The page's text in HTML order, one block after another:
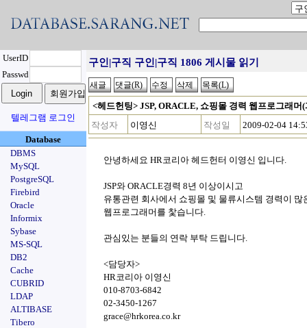
UserID
Passwd
텔레그램 로그인
Database
DBMS
MySQL
PostgreSQL
Firebird
Oracle
Informix
Sybase
MS-SQL
DB2
Cache
CUBRID
LDAP
ALTIBASE
Tibero
구인|구직 구인|구직 1806 게시물 읽기
<헤드헌팅> JSP, ORACLE, 쇼핑몰 경력 웹프로그래머
작성자
이영신 작성일 2009-02-04
안녕하세요 HR코리아 헤드헌터 이영신 입니다.
JSP와 ORACLE경력 8년 이상이시고
유통관련 회사에서 쇼핑몰 및 물류시스템 경력이
웹프로그래머를 찿습니다.
관심있는 분들의 연락 부탁 드립니다.
<담당자>
HR코리아 이영신
010-8703-6842
02-3450-1267
grace@hrkorea.co.kr